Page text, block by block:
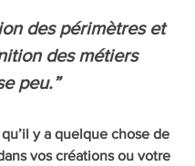
des périmètres et
des métiers
peu.”
y a quelque chose de
vos créations ou votre